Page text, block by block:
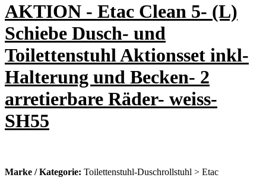
AKTION - Etac Clean 5- (L)
Schiebe Dusch- und
Toilettenstuhl Aktionsset inkl-
Halterung und Becken- 2
arretierbare Räder- weiss-
SH55
Marke / Kategorie: Toilettenstuhl-Duschrollstuhl > Etac